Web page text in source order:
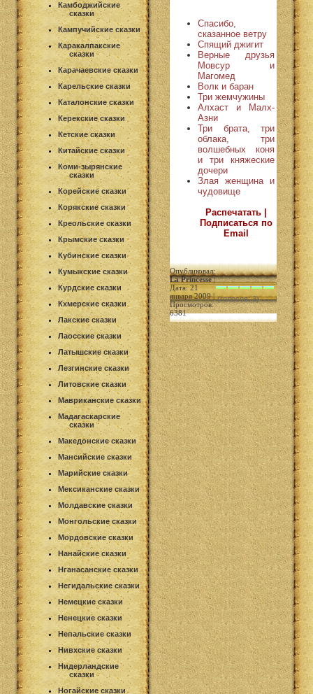
Камбоджийские
сказки
Кампучийские сказки
Каракалпакские
сказки
Карачаевские сказки
Карельские сказки
Каталонские сказки
Керекские сказки
Кетские сказки
Китайские сказки
Коми-зырянские
сказки
Корейские сказки
Корякские сказки
Креольские сказки
Крымские сказки
Кубинские сказки
Кумыкские сказки
Курдские сказки
Кхмерские сказки
Лакские сказки
Лаосские сказки
Латышские сказки
Лезгинские сказки
Литовские сказки
Мавриканские сказки
Мадагаскарские
сказки
Македонские сказки
Мансийские сказки
Марийские сказки
Мексиканские сказки
Молдавские сказки
Монгольские сказки
Мордовские сказки
Нанайские сказки
Нганасанские сказки
Негидальские сказки
Немецкие сказки
Ненецкие сказки
Непальские сказки
Нивхские сказки
Нидерландские
сказки
Ногайские сказки
Спасибо,
сказанное ветру
Спящий джигит
Верные друзья
Мовсур и
Магомед
Волк и баран
Три жемчужины
Алхаст и Малх-
Азни
Три брата, три
облака, три
волшебных коня
и три княжеские
дочери
Злая женщина и
чудовище
Распечатать |
Подписаться по
Email
Опубликовал:
La Princesse|
Дата: 21
января 2009 |
Просмотров:
6381
(голосов: 3)